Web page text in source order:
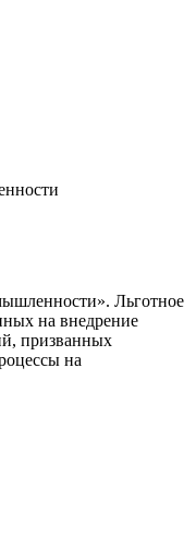
Льготное
на внедрение
призванных
на